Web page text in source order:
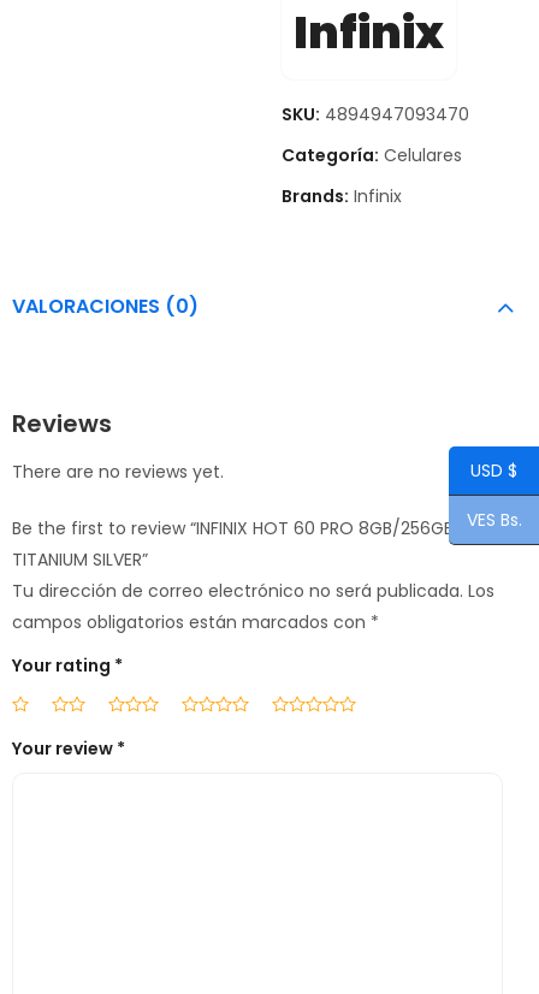
Infinix
SKU: 4894947093470
Categoría: Celulares
Brands: Infinix
VALORACIONES (0)
Reviews
There are no reviews yet.
Be the first to review “INFINIX HOT 60 PRO 8GB/256GB
TITANIUM SILVER”
Tu dirección de correo electrónico no será publicada. Los
campos obligatorios están marcados con *
Your rating *
Your review *
USD $
VES Bs.